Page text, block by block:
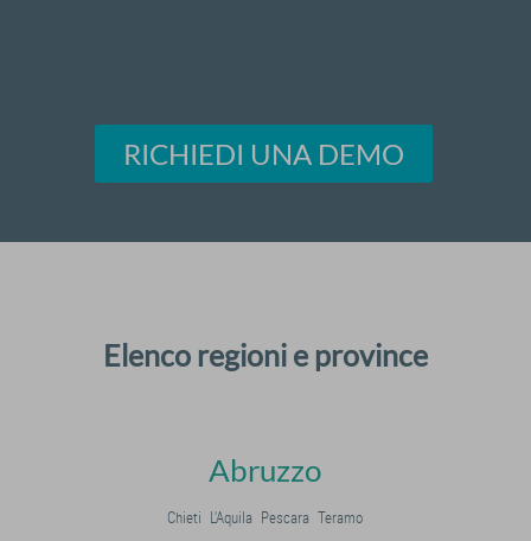
RICHIEDI UNA DEMO
Elenco regioni e province
Abruzzo
Chieti L'Aquila Pescara Teramo